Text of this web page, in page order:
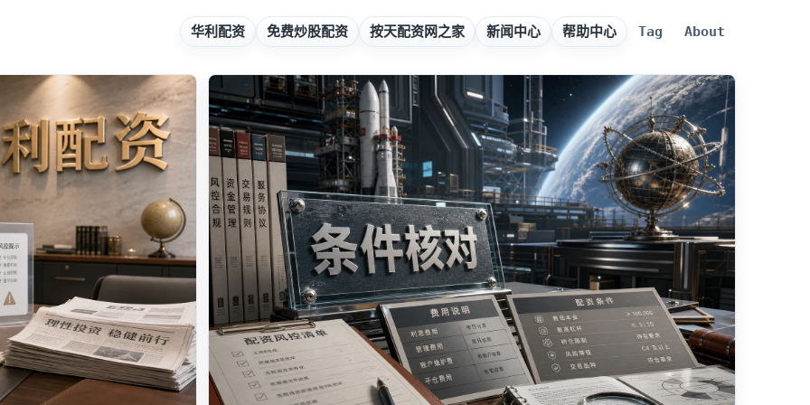
华利配资 免费炒股配资 按天配资网之家 新闻中心 帮助中心 Tag About